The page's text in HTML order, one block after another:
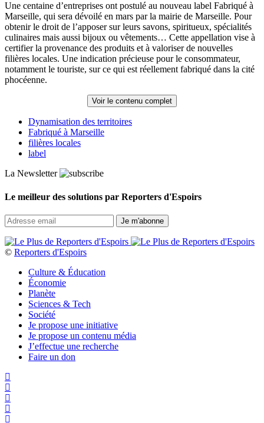
Une centaine d’entreprises ont postulé au nouveau label Fabriqué à
Marseille, qui sera dévoilé en mars par la mairie de Marseille. Pour
obtenir le droit de l’apposer sur leurs savons, spiritueux, spécialités
culinaires mais aussi bijoux ou vêtements… Cette appellation vise à
certifier la provenance des produits et à valoriser de nouvelles
filières locales. Une indication précieuse pour le consommateur,
notamment le touriste, sur ce qui est réellement fabriqué dans la cité
phocéenne.
Voir le contenu complet
Dynamisation des territoires
Fabriqué à Marseille
filières locales
label
La Newsletter
Le meilleur des solutions par Reporters d'Espoirs
© Reporters d'Espoirs
Culture & Éducation
Économie
Planète
Sciences & Tech
Société
Je propose une initiative
Je propose un contenu média
J’effectue une recherche
Faire un don